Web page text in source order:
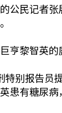
公民记者
亨黎智英
特别报告
患有糖尿